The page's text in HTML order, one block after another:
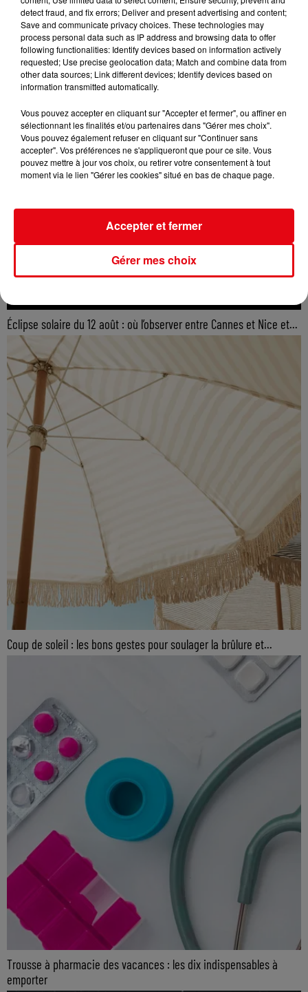
prison...
Éclipse solaire du 12 août : où l’observer entre Cannes et Nice et...
Coup de soleil : les bons gestes pour soulager la brûlure et...
Trousse à pharmacie des vacances : les dix indispensables à
emporter
detect fraud, and fix errors; Deliver and present advertising and content;
Save and communicate privacy choices. These technologies may
process personal data such as IP address and browsing data to offer
following functionalities: Identify devices based on information actively
requested; Use precise geolocation data; Match and combine data from
other data sources; Link different devices; Identify devices based on
information transmitted automatically.
Vous pouvez accepter en cliquant sur "Accepter et fermer", ou affiner en
sélectionnant les finalités et/ou partenaires dans "Gérer mes choix".
Vous pouvez également refuser en cliquant sur "Continuer sans
accepter". Vos préférences ne s'appliqueront que pour ce site. Vous
pouvez mettre à jour vos choix, ou retirer votre consentement à tout
moment via le lien "Gérer les cookies" situé en bas de chaque page.
Gérer mes choix
Accepter et fermer